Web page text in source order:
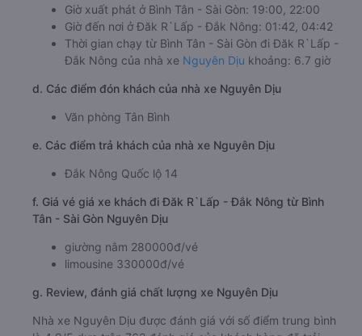
Giờ xuất phát ở Bình Tân - Sài Gòn: 19:00, 22:00
Giờ đến nơi ở Đăk R`Lấp - Đắk Nông: 01:42, 04:42
Thời gian chạy từ Bình Tân - Sài Gòn đi Đăk R`Lấp -
Đắk Nông của nhà xe Nguyên Dịu khoảng: 6.7 giờ
d. Các điểm đón khách của nhà xe Nguyên Dịu
Văn phòng Tân Bình
e. Các điểm trả khách của nhà xe Nguyên Dịu
Đắk Nông Quốc lộ 14
f. Giá vé giá xe khách đi Đăk R`Lấp - Đắk Nông từ Bình
Tân - Sài Gòn Nguyên Dịu
giường nằm 280000đ/vé
limousine 330000đ/vé
g. Review, đánh giá chất lượng xe Nguyên Dịu
Nhà xe Nguyên Dịu được đánh giá với số điểm trung bình